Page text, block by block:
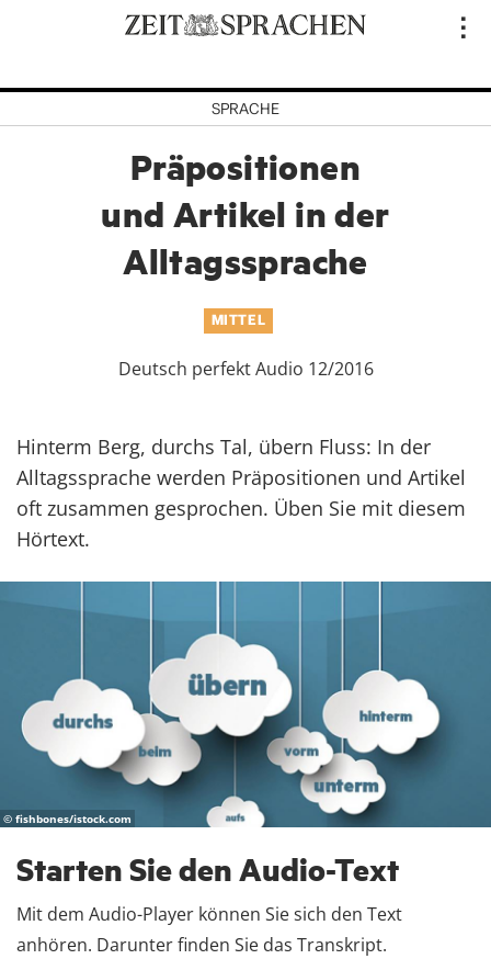
SPRACHE
Präpositionen
und Artikel in der
Alltagssprache
MITTEL
Deutsch perfekt Audio 12/2016
Hinterm Berg, durchs Tal, übern Fluss: In der
Alltagssprache werden Präpositionen und Artikel
oft zusammen gesprochen. Üben Sie mit diesem
Hörtext.
© fishbones/istock.com
Starten Sie den Audio-Text
Mit dem Audio-Player können Sie sich den Text
anhören. Darunter finden Sie das Transkript.